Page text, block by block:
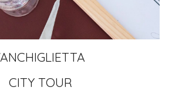
CITY TOUR